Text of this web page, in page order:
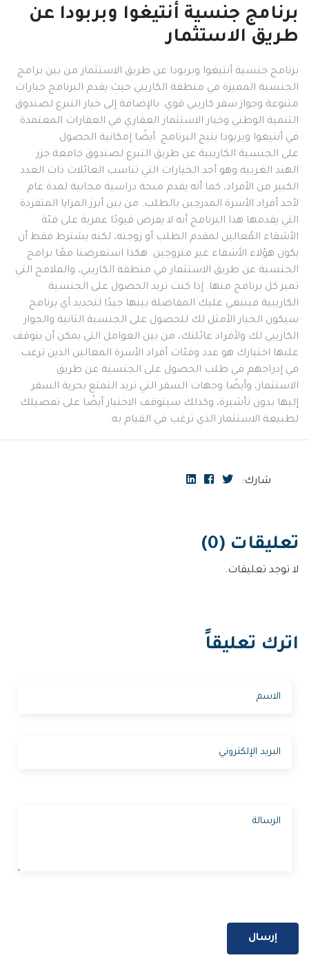
برنامج جنسية أنتيغوا وبربودا عن
طريق الاستثمار
برنامج جنسية أنتيغوا وبربودا عن طريق الاستثمار من بين برامج
الجنسية المميزة في منطقة الكاريبي حيث يقدم البرنامج خيارات
متنوعة وجواز سفر كاريبي قوي. بالإضافة إلى خيار التبرع لصندوق
التنمية الوطني وخيار الاستثمار العقاري في العقارات المعتمدة
في أنتيغوا وبربودا يتيح البرنامج أيضًا إمكانية الحصول
على الجنسية الكاريبية عن طريق التبرع لصندوق جامعة جزر
الهند الغربية وهو أحد الخيارات التي تناسب العائلات ذات العدد
الكبير من الأفراد، كما أنه يقدم منحة دراسية مجانية لمدة عام
لأحد أفراد الأسرة المدرجين بالطلب. من بين أبرز المزايا المتفردة
التي يقدمها هذا البرنامج أنه لا يفرض قيودًا عمرية على فئة
الأشقاء المُعالين لمقدم الطلب أو زوجته، لكنه يشترط فقط أن
يكون هؤلاء الأشقاء غير متزوجين. هكذا استعرضنا معًا برامج
الجنسية عن طريق الاستثمار في منطقة الكاريبي، والملامح التي
تميز كل برنامج منها. إذا كنت تريد الحصول على الجنسية
الكاريبية فينبغي عليك المفاضلة بينها جيدًا لتحديد أي برنامج
سيكون الخيار الأمثل لك للحصول على الجنسية الثانية والجواز
الكاريبي لك ولأفراد عائلتك، من بين العوامل التي يمكن أن يتوقف
عليها اختيارك هو عدد وفئات أفراد الأسرة المعالين الذين ترغب
في إدراجهم في طلب الحصول على الجنسية عن طريق
الاستثمار، وأيضًا وجهات السفر التي تريد التمتع بحرية السفر
إليها بدون تأشيرة، وكذلك سيتوقف الاختيار أيضًا على تفضيلك
لطبيعة الاستثمار الذي ترغب في القيام به.
شارك:
تعليقات (0)
لا توجد تعليقات.
اترك تعليقاً
إرسال